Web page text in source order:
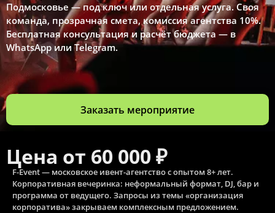
Подмосковье — под ключ или отдельная услуга. Своя
команда, прозрачная смета, комиссия агентства 10%.
Бесплатная консультация и расчёт бюджета — в
WhatsApp или Telegram.
Заказать мероприятие
Цена от 60 000 ₽
F-Event — московское ивент-агентство с опытом 8+ лет.
Корпоративная вечеринка: неформальный формат, DJ, бар и
программа от ведущего. Запросы из темы «организация
корпоратива» закрываем комплексным предложением.